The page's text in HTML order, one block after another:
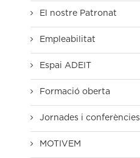
El nostre Patronat
Empleabilitat
Espai ADEIT
Formació oberta
Jornades i conferències
MOTIVEM